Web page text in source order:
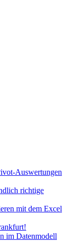
Auswertungen
richtige
mit dem Excel
im Datenmodell